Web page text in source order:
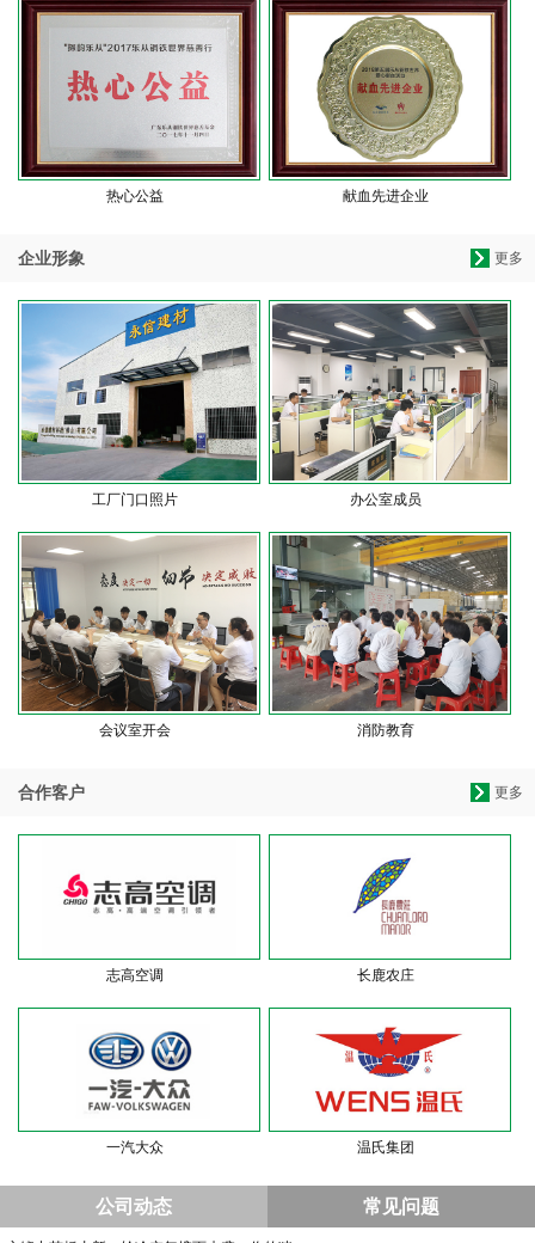
热心公益 献血先进企业
更多
企业形象
工厂门口照片 办公室成员
会议室开会 消防教育
更多
合作客户
志高空调 长鹿农庄
一汽大众 温氏集团
公司动态 常见问题